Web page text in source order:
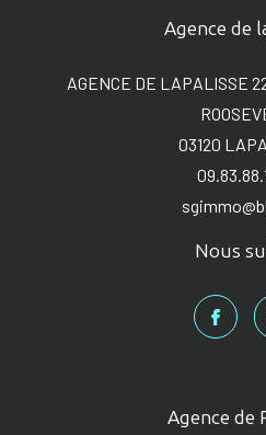
Agence de
Agence de
AGENCE DE LAPALISSE
03120
Nous